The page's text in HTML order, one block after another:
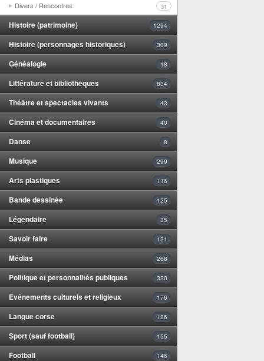
Divers / Rencontres 31
Histoire (patrimoine) 1294
Histoire (personnages historiques) 309
Généalogie 18
Littérature et bibliothèques 834
Théâtre et spectacles vivants 43
Cinéma et documentaires 40
Danse 8
Musique 299
Arts plastiques 116
Bande dessinée 125
Légendaire 35
Savoir faire 131
Médias 268
Politique et personnalités publiques 320
Evénements culturels et religieux 176
Langue corse 126
Sport (sauf football) 155
Football 146